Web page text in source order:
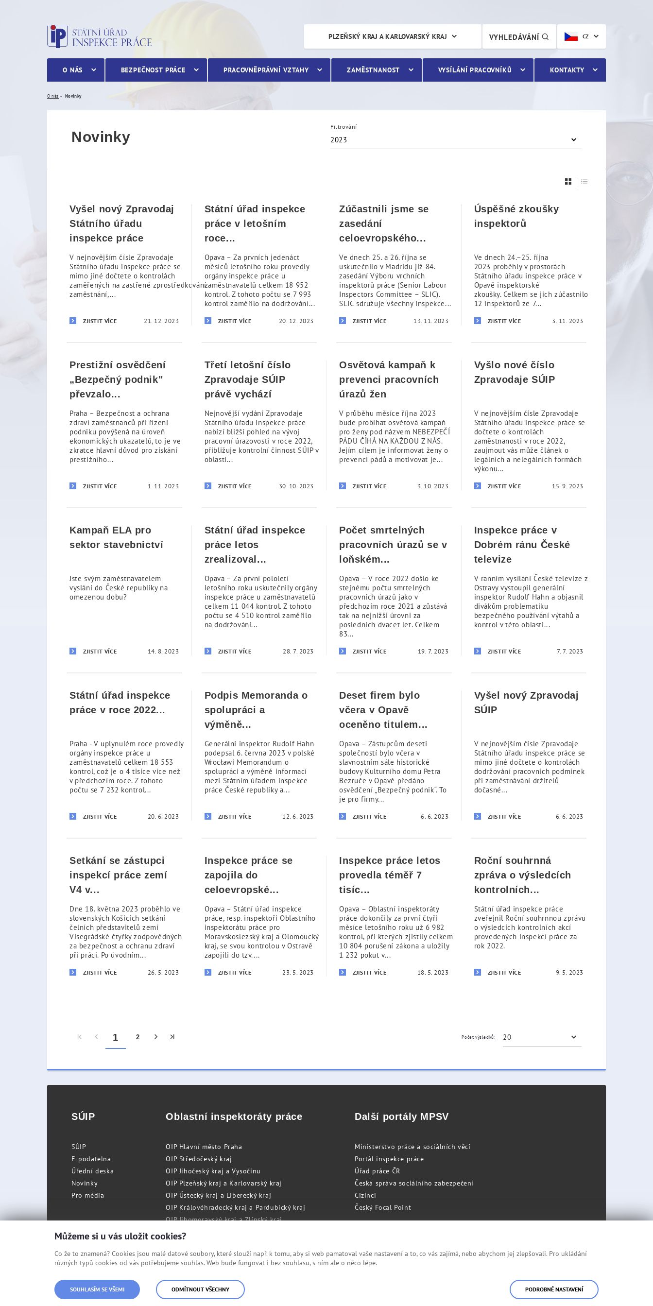
CZ
VYHLEDÁVÁNÍ
PLZEŇSKÝ KRAJ A KARLOVARSKÝ KRAJ
O NÁS BEZPEČNOST PRÁCE PRACOVNĚPRÁVNÍ VZTAHY ZAMĚSTNANOST VYSÍLÁNÍ PRACOVNÍKŮ KONTAKTY
O nás Novinky
Novinky
Filtrování
2023
Vyšel nový Zpravodaj
Státního úřadu
inspekce práce
V nejnovějším čísle Zpravodaje
Státního úřadu inspekce práce se
mimo jiné dočtete o kontrolách
zaměřených na zastřené zprostředkování
zaměstnání,...
ZJISTIT VÍCE 21. 12. 2023
Státní úřad inspekce
práce v letošním
roce...
Opava – Za prvních jedenáct
měsíců letošního roku provedly
orgány inspekce práce u
zaměstnavatelů celkem 18 952
kontrol. Z tohoto počtu se 7 993
kontrol zaměřilo na dodržování...
ZJISTIT VÍCE 20. 12. 2023
Zúčastnili jsme se
zasedání
celoevropského...
Ve dnech 25. a 26. října se
uskutečnilo v Madridu již 84.
zasedání Výboru vrchních
inspektorů práce (Senior Labour
Inspectors Committee – SLIC).
SLIC sdružuje všechny inspekce...
ZJISTIT VÍCE 13. 11. 2023
Úspěšné zkoušky
inspektorů
Ve dnech 24.–25. října
2023 proběhly v prostorách
Státního úřadu inspekce práce v
Opavě inspektorské
zkoušky. Celkem se jich zúčastnilo
12 inspektorů ze 7...
ZJISTIT VÍCE 3. 11. 2023
Prestižní osvědčení
„Bezpečný podnik"
převzalo...
Praha – Bezpečnost a ochrana
zdraví zaměstnanců při řízení
podniku povýšená na úroveň
ekonomických ukazatelů, to je ve
zkratce hlavní důvod pro získání
prestižního...
ZJISTIT VÍCE 1. 11. 2023
Třetí letošní číslo
Zpravodaje SÚIP
právě vychází
Nejnovější vydání Zpravodaje
Státního úřadu inspekce práce
nabízí bližší pohled na vývoj
pracovní úrazovosti v roce 2022,
přibližuje kontrolní činnost SÚIP v
oblasti...
ZJISTIT VÍCE 30. 10. 2023
Osvětová kampaň k
prevenci pracovních
úrazů žen
V průběhu měsíce října 2023
bude probíhat osvětová kampaň
pro ženy pod názvem NEBEZPEČÍ
PÁDU ČÍHÁ NA KAŽDOU Z NÁS.
Jejím cílem je informovat ženy o
prevenci pádů a motivovat je...
ZJISTIT VÍCE 3. 10. 2023
Vyšlo nové číslo
Zpravodaje SÚIP
V nejnovějším čísle Zpravodaje
Státního úřadu inspekce práce se
dočtete o kontrolách
zaměstnanosti v roce 2022,
zaujmout vás může článek o
legálních a nelegálních formách
výkonu...
ZJISTIT VÍCE 15. 9. 2023
Kampaň ELA pro
sektor stavebnictví
Jste svým zaměstnavatelem
vysláni do České republiky na
omezenou dobu?
ZJISTIT VÍCE 14. 8. 2023
Státní úřad inspekce
práce letos
zrealizoval...
Opava – Za první pololetí
letošního roku uskutečnily orgány
inspekce práce u zaměstnavatelů
celkem 11 044 kontrol. Z tohoto
počtu se 4 510 kontrol zaměřilo
na dodržování...
ZJISTIT VÍCE 28. 7. 2023
Počet smrtelných
pracovních úrazů se v
loňském...
Opava – V roce 2022 došlo ke
stejnému počtu smrtelných
pracovních úrazů jako v
předchozím roce 2021 a zůstává
tak na nejnižší úrovni za
posledních dvacet let. Celkem
83...
ZJISTIT VÍCE 19. 7. 2023
Inspekce práce v
Dobrém ránu České
televize
V ranním vysílání České televize z
Ostravy vystoupil generální
inspektor Rudolf Hahn a objasnil
divákům problematiku
bezpečného používání výtahů a
kontrol v této oblasti...
ZJISTIT VÍCE 7. 7. 2023
Státní úřad inspekce
práce v roce 2022...
Praha - V uplynulém roce provedly
orgány inspekce práce u
zaměstnavatelů celkem 18 553
kontrol, což je o 4 tisíce více než
v předchozím roce. Z tohoto
počtu se 7 232 kontrol...
ZJISTIT VÍCE 20. 6. 2023
Podpis Memoranda o
spolupráci a
výměně...
Generální inspektor Rudolf Hahn
podepsal 6. června 2023 v polské
Wrocławi Memorandum o
spolupráci a výměně informací
mezi Státním úřadem inspekce
práce České republiky a...
ZJISTIT VÍCE 12. 6. 2023
Deset firem bylo
včera v Opavě
oceněno titulem...
Opava – Zástupcům deseti
společností bylo včera v
slavnostním sále historické
budovy Kulturního domu Petra
Bezruče v Opavě předáno
osvědčení „Bezpečný podnik“. To
je pro firmy...
ZJISTIT VÍCE 6. 6. 2023
Vyšel nový Zpravodaj
SÚIP
V nejnovějším čísle Zpravodaje
Státního úřadu inspekce práce se
mimo jiné dočtete o kontrolách
dodržování pracovních podmínek
při zaměstnávání držitelů
dočasné...
ZJISTIT VÍCE 6. 6. 2023
Setkání se zástupci
inspekcí práce zemí
V4 v...
Dne 18. května 2023 proběhlo ve
slovenských Košicích setkání
čelních představitelů zemí
Visegrádské čtyřky zodpovědných
za bezpečnost a ochranu zdraví
při práci. Po úvodním...
ZJISTIT VÍCE 26. 5. 2023
Inspekce práce se
zapojila do
celoevropské...
Opava – Státní úřad inspekce
práce, resp. inspektoři Oblastního
inspektorátu práce pro
Moravskoslezský kraj a Olomoucký
kraj, se svou kontrolou v Ostravě
zapojili do tzv....
ZJISTIT VÍCE 23. 5. 2023
Inspekce práce letos
provedla téměř 7
tisíc...
Opava – Oblastní inspektoráty
práce dokončily za první čtyři
měsíce letošního roku už 6 982
kontrol, při kterých zjistily celkem
10 804 porušení zákona a uložily
1 232 pokut v...
ZJISTIT VÍCE 18. 5. 2023
Roční souhrnná
zpráva o výsledcích
kontrolních...
Státní úřad inspekce práce
zveřejnil Roční souhrnnou zprávu
o výsledcích kontrolních akcí
provedených inspekcí práce za
rok 2022.
ZJISTIT VÍCE 9. 5. 2023
1 2 Počet výsledků:
SÚIP
SÚIP
E-podatelna
Úřední deska
Novinky
Pro média
Oblastní inspektoráty práce
OIP Hlavní město Praha
OIP Středočeský kraj
OIP Jihočeský kraj a Vysočinu
OIP Plzeňský kraj a Karlovarský kraj
OIP Ústecký kraj a Liberecký kraj
OIP Královéhradecký kraj a Pardubický kraj
OIP Jihomoravský kraj a Zlínský kraj
OIP Moravskoslezský kraj a Olomoucký kraj
Další portály MPSV
Ministerstvo práce a sociálních věcí
Portál inspekce práce
Úřad práce ČR
Česká správa sociálního zabezpečení
Cizinci
Český Focal Point
© Státní úřad inspekce práce
Můžeme si u vás uložit cookies?
Co že to znamená? Cookies jsou malé datové soubory, které slouží např. k tomu, aby si web pamatoval vaše nastavení a to, co vás zajímá, nebo abychom jej zlepšovali. Pro ukládání
různých typů cookies od vás potřebujeme souhlas. Web bude fungovat i bez souhlasu, s ním ale o něco lépe.
SOUHLASÍM SE VŠEMI ODMÍTNOUT VŠECHNY PODROBNÉ NASTAVENÍ